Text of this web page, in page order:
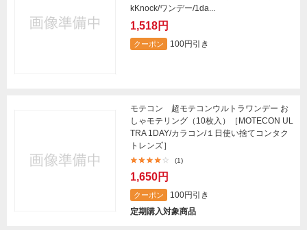
kKnock/ワンデー/1da...
1,518円
クーポン 100円引き
モテコン 超モテコンウルトラワンデー お
しゃモテリング（10枚入）［MOTECON UL
TRA 1DAY/カラコン/１日使い捨てコンタク
トレンズ］
(1)
1,650円
クーポン
100円引き
定期購入対象商品